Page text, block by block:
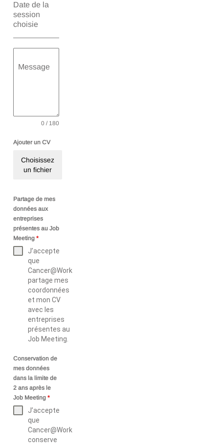
Date de la
session
choisie
Message
0 / 180
Ajouter un CV
Choisissez
un fichier
Partage de mes
données aux
entreprises
présentes au Job
Meeting *
J’accepte
que
Cancer@Work
partage mes
coordonnées
et mon CV
avec les
entreprises
présentes au
Job Meeting.
Conservation de
mes données
dans la limite de
2 ans après le
Job Meeting *
J’accepte
que
Cancer@Work
conserve